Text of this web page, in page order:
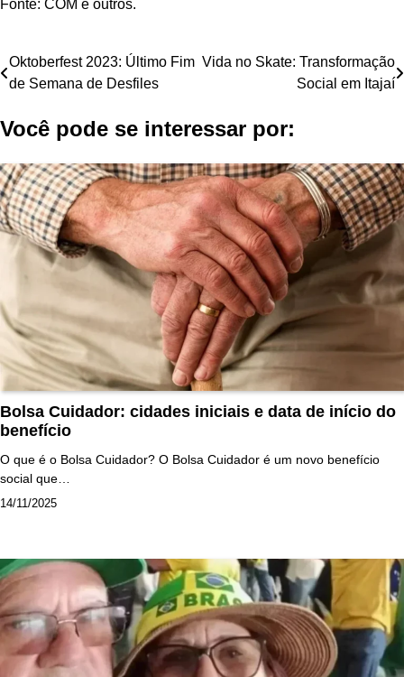
Fonte: COM e outros.
Navegação
Post
Oktoberfest 2023: Último Fim
de Semana de Desfiles
Vida no Skate: Transformação
Social em Itajaí
Você pode se interessar por:
Bolsa Cuidador: cidades iniciais e data de início do
benefício
O que é o Bolsa Cuidador? O Bolsa Cuidador é um novo benefício
social que…
14/11/2025